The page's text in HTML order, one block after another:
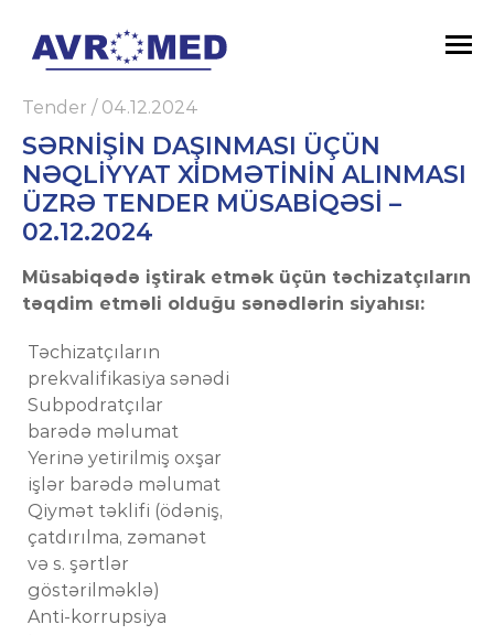
Tender / 04.12.2024
SƏRNIŞIN DAŞINMASI ÜÇÜN
NƏQLIYYAT XIDMƏTININ ALINMASI
ÜZRƏ TENDER MÜSABIQƏSI –
02.12.2024
Müsabiqədə iştirak etmək üçün təchizatçıların
təqdim etməli olduğu sənədlərin siyahısı:
Təchizatçıların
prekvalifikasiya sənədi
Subpodratçılar
barədə məlumat
Yerinə yetirilmiş oxşar
işlər barədə məlumat
Qiymət təklifi (ödəniş,
çatdırılma, zəmanət
və s. şərtlər
göstərilməklə)
Anti-korrupsiya